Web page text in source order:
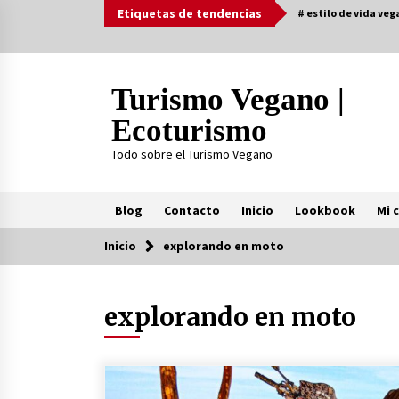
Etiquetas de tendencias # estilo de vida
Turismo Vegano |
Ecoturismo
Todo sobre el Turismo Vegano
Blog Contacto Inicio Lookbook Mi
Tendencia ahora
¿Practicar Yogan y ser Vegano es lo
mismo? Te lo explicamos acá
MOTERO VEGANO
Inicio explorando en moto
explorando en moto